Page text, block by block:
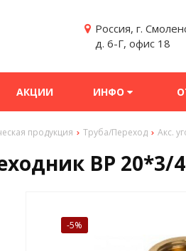
Россия, г.
д. 6-Г, офис 18
АКЦИИ ИНФО
продукция Труба/Переход Акс.
ВР 20*3/
-5%